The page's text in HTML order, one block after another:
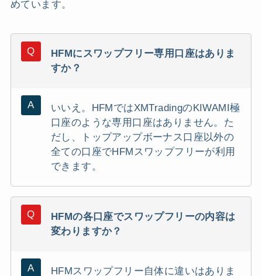
めています。
HFMにスワップフリー専用口座はありま
すか？
いいえ。HFMではXMTradingのKIWAMI極
口座のような専用口座はありません。た
だし、トップアップボーナス口座以外の
全ての口座でHFMスワップフリーが利用
できます。
HFMの各口座でスワップフリーの内容は
変わりますか？
HFMスワップフリー自体に違いはありま